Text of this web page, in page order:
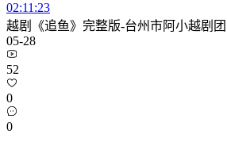
02:11:23
越剧《追鱼》完整版-台州市阿小越剧团
05-28
52
0
0